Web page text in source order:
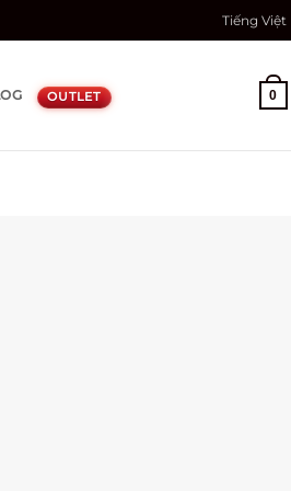
Tiếng Việt
OUTLET 0